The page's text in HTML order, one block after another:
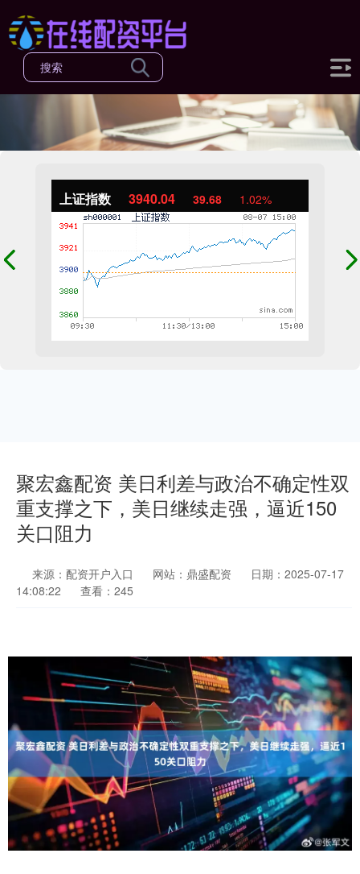
上证指数 3940.04 39.68 1.02%
聚宏鑫配资 美日利差与政治不确定性双
重支撑之下，美日继续走强，逼近150
关口阻力
来源：配资开户入口 网站：鼎盛配资
日期：2025-07-17
14:08:22
查看：245